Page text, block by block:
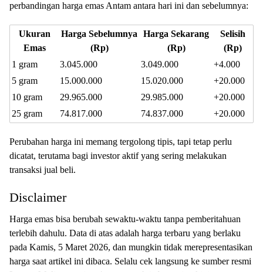
perbandingan harga emas Antam antara hari ini dan sebelumnya:
Ukuran
Emas
Harga Sebelumnya
(Rp)
Harga Sekarang
(Rp)
Selisih
(Rp)
1 gram
3.045.000 3.049.000
+4.000
5 gram
15.000.000 15.020.000
+20.000
10 gram
29.965.000 29.985.000
+20.000
25 gram
74.817.000 74.837.000 +20.000
Perubahan harga ini memang tergolong tipis, tapi tetap perlu
dicatat, terutama bagi investor aktif yang sering melakukan
transaksi jual beli.
Disclaimer
Harga emas bisa berubah sewaktu-waktu tanpa pemberitahuan
terlebih dahulu. Data di atas adalah harga terbaru yang berlaku
pada Kamis, 5 Maret 2026, dan mungkin tidak merepresentasikan
harga saat artikel ini dibaca. Selalu cek langsung ke sumber resmi